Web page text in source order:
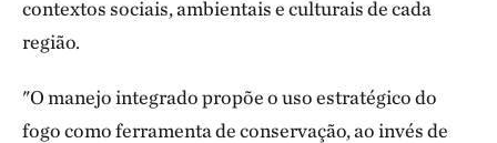
contextos sociais, ambientais e culturais de cada
região.
"O manejo integrado propõe o uso estratégico do
fogo como ferramenta de conservação, ao invés de